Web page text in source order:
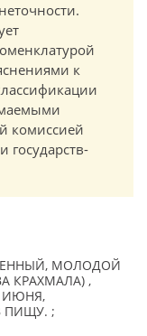
к
комиссией
МОЛОДОЙ
КРАХМАЛА) ,
ИЮНЯ,
ПИЩУ. ;